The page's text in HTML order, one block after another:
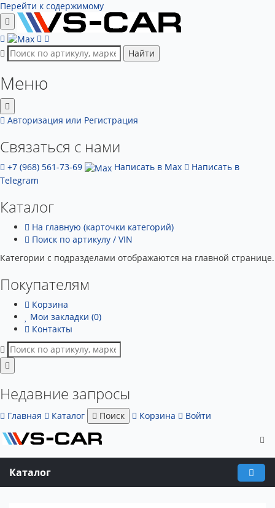
Перейти к содержимому
Найти
Меню
Авторизация или Регистрация
Связаться с нами
+7 (968) 561-73-69 Написать в Max
Написать в
Telegram
Каталог
На главную (карточки категорий)
Поиск по артикулу / VIN
Категории с подразделами отображаются на главной странице.
Покупателям
Корзина
Мои закладки (0)
Контакты
Недавние запросы
Главная Каталог Поиск Корзина Войти
Каталог